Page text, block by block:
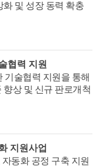
및 성장 동력 확충
협력 지원
기술협력 지원을 통해
상 및 신규 판로개척
지원사업
동화 공정 구축 지원